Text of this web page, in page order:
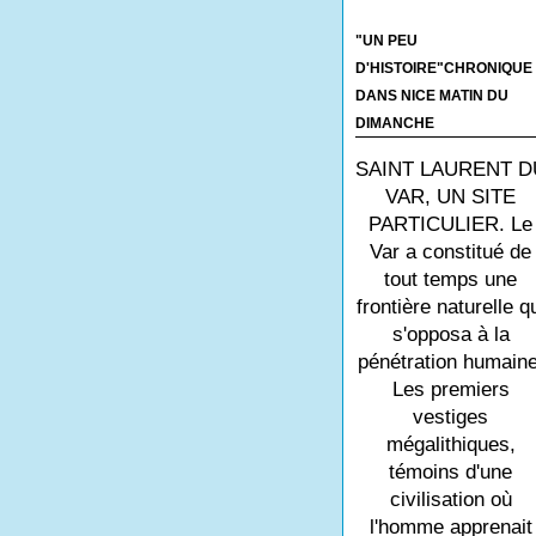
"UN PEU
D'HISTOIRE"CHRONIQUE
DANS NICE MATIN DU
DIMANCHE
SAINT LAURENT
VAR, UN SITE
PARTICULIER. Le
Var a constitué de
tout temps une
frontière naturelle
s'opposa à la
pénétration
Les premiers
vestiges
mégalithiques,
témoins d'une
civilisation où
l'homme apprenait